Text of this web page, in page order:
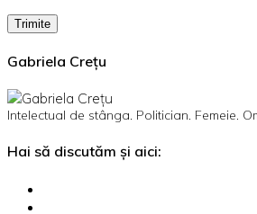
Gabriela Crețu
Intelectual de stânga. Politician. Femeie.
Hai să discutăm și aici: